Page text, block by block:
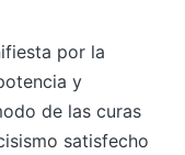
por la
y
de las curas
satisfecho